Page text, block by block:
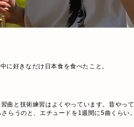
に好きなだけ日本食を食べたこと。
曲と技術練習はよくやっています。昔やって
らうのと、エチュードを1週間に5曲くらい。